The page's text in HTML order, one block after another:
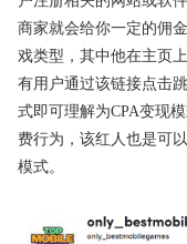
商家就会给你一定的佣
戏类型，其中他在主页
有用户通过该链接点击
式即可理解为CPA变现
费行为，该红人也是可
模式。